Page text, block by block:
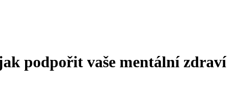
podpořit vaše mentální zdraví